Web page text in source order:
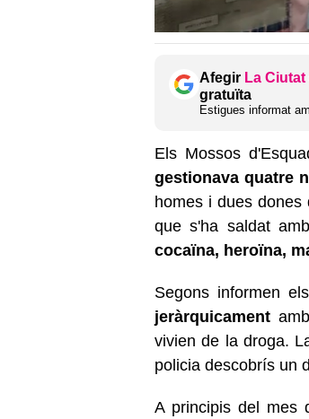
Afegir La Ciutat
gratuïta
Estigues informat
Els Mossos
gestionava quatre
homes i dues dones
que s'ha saldat
cocaïna, heroïna,
Segons informen
jeràrquicament
vivien de la droga.
policia descobrís un
A principis del mes